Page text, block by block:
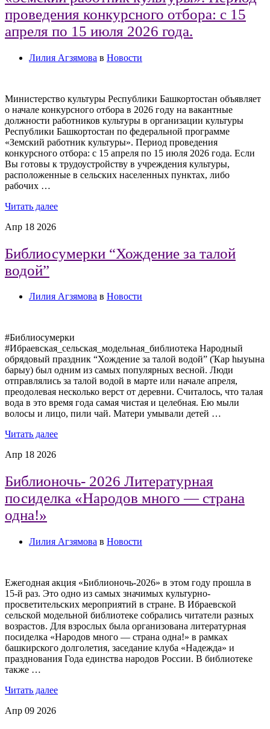
проведения конкурсного отбора: с 15
апреля по 15 июля 2026 года.
Лилия Агзямова в Новости
Министерство культуры Республики Башкортостан объявляет
о начале конкурсного отбора в 2026 году на вакантные
должности работников культуры в организации культуры
Республики Башкортостан по федеральной программе
«Земский работник культуры». Период проведения
конкурсного отбора: с 15 апреля по 15 июля 2026 года. Если
Вы готовы к трудоустройству в учреждения культуры,
расположенные в сельских населенных пунктах, либо
рабочих …
Читать далее
Апр 18 2026
Библиосумерки “Хождение за талой
водой”
Лилия Агзямова в Новости
#Библиосумерки
#Ибраевская_сельская_модельная_библиотека Народный
обрядовый праздник “Хождение за талой водой” (Ҡар һыуына
барыу) был одним из самых популярных весной. Люди
отправлялись за талой водой в марте или начале апреля,
преодолевая несколько верст от деревни. Считалось, что талая
вода в это время года самая чистая и целебная. Ею мыли
волосы и лицо, пили чай. Матери умывали детей …
Читать далее
Апр 18 2026
Библионочь- 2026 Литературная
посиделка «Народов много — страна
одна!»
Лилия Агзямова в Новости
Ежегодная акция «Библионочь-2026» в этом году прошла в
15-й раз. Это одно из самых значимых культурно-
просветительских мероприятий в стране. В Ибраевской
сельской модельной библиотеке собрались читатели разных
возрастов. Для взрослых была организована литературная
посиделка «Народов много — страна одна!» в рамках
башкирского долголетия, заседание клуба «Надежда» и
празднования Года единства народов России. В библиотеке
также …
Читать далее
Апр 09 2026